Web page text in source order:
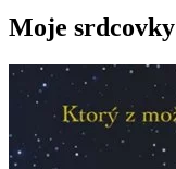
Moje srdcovky